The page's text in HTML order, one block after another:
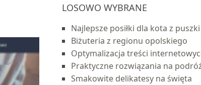
LOSOWO WYBRANE
Najlepsze posiłki dla kota z puszki
Biżuteria z regionu opolskiego
Optymalizacja treści
Praktyczne rozwiązania na
Smakowite delikatesy na święta